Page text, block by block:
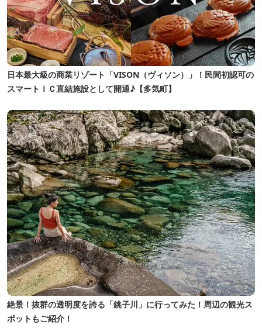
日本最大級の商業リゾート「VISON（ヴィソン）」！民間初認可の
スマートＩＣ直結施設として開通♪【多気町】
絶景！抜群の透明度を誇る「銚子川」に行ってみた！周辺の観光ス
ポットもご紹介！